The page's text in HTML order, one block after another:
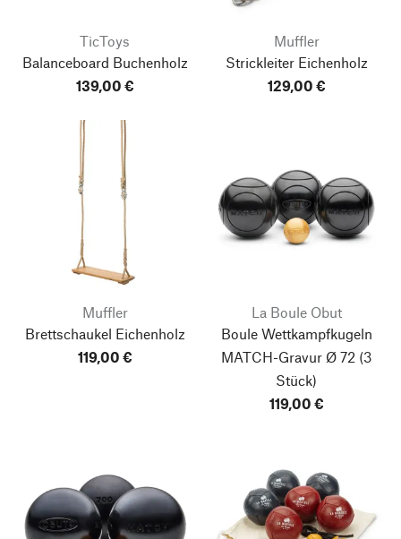
TicToys
Balanceboard Buchenholz
139,00 €
Muffler
Strickleiter Eichenholz
129,00 €
Muffler
Brettschaukel Eichenholz
119,00 €
La Boule Obut
Boule Wettkampfkugeln
MATCH-Gravur Ø 72 (3
Stück)
119,00 €